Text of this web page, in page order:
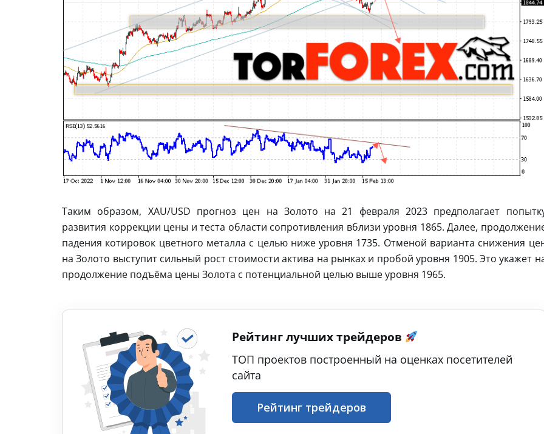
Таким образом, XAU/USD прогноз цен на Золото на 21 февраля 2023 предполагает
развития коррекции цены и теста области сопротивления вблизи уровня 1865. Далее,
падения котировок цветного металла с целью ниже уровня 1735. Отменой варианта снижения
на Золото выступит сильный рост стоимости актива на рынках и пробой уровня 1905. Это укажет
продолжение подъёма цены Золота с потенциальной целью выше уровня 1965.
Рейтинг лучших трейдеров
ТОП проектов построенный на оценках посетителей
сайта
Рейтинг трейдеров